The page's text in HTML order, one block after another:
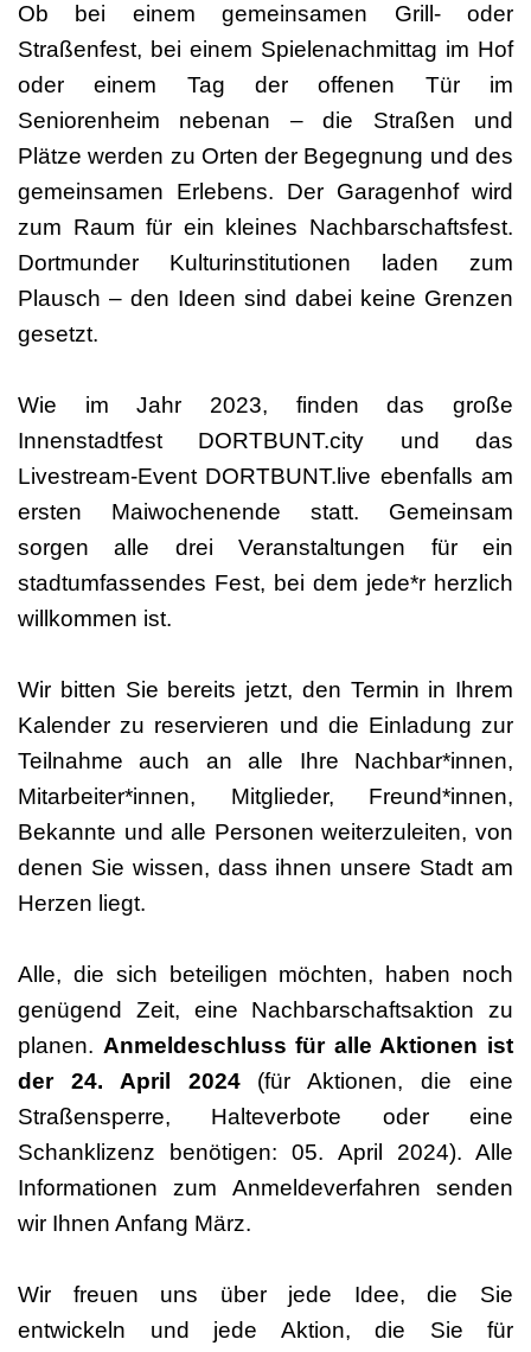
Ob bei einem gemeinsamen Grill- oder
Straßenfest, bei einem Spielenachmittag im Hof
oder einem Tag der offenen Tür im
Seniorenheim nebenan – die Straßen und
Plätze werden zu Orten der Begegnung und des
gemeinsamen Erlebens. Der Garagenhof wird
zum Raum für ein kleines Nachbarschaftsfest.
Dortmunder Kulturinstitutionen laden zum
Plausch – den Ideen sind dabei keine Grenzen
gesetzt.
Wie im Jahr 2023, finden das große
Innenstadtfest DORTBUNT.city und das
Livestream-Event DORTBUNT.live ebenfalls am
ersten Maiwochenende statt. Gemeinsam
sorgen alle drei Veranstaltungen für ein
stadtumfassendes Fest, bei dem jede*r herzlich
willkommen ist.
Wir bitten Sie bereits jetzt, den Termin in Ihrem
Kalender zu reservieren und die Einladung zur
Teilnahme auch an alle Ihre Nachbar*innen,
Mitarbeiter*innen, Mitglieder, Freund*innen,
Bekannte und alle Personen weiterzuleiten, von
denen Sie wissen, dass ihnen unsere Stadt am
Herzen liegt.
Alle, die sich beteiligen möchten, haben noch
genügend Zeit, eine Nachbarschaftsaktion zu
planen. Anmeldeschluss für alle Aktionen ist
der 24. April 2024(für Aktionen, die eine
Straßensperre, Halteverbote oder eine
Schanklizenz benötigen: 05. April 2024). Alle
Informationen zum Anmeldeverfahren senden
wir Ihnen Anfang März.
Wir freuen uns über jede Idee, die Sie
entwickeln und jede Aktion, die Sie für